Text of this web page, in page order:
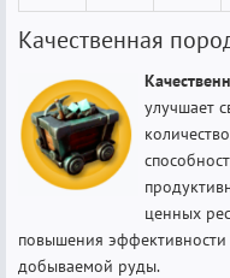
Качественная
улучшает
ценных
повышения
добываемой руды.